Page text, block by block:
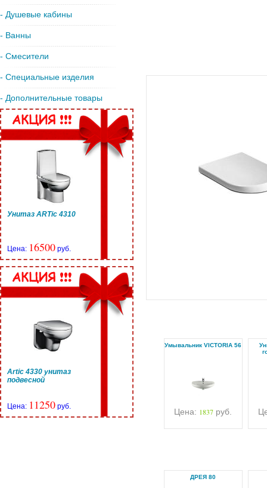
- Душевые кабины
- Ванны
- Смесители
- Специальные изделия
- Дополнительные товары
Унитаз ARTic 4310
Цена: 16500 руб.
Artic 4330 унитаз
подвесной
Цена: 11250 руб.
Умывальник VICTORIA 56
Цена: 1837 руб.
ДРЕЯ 80